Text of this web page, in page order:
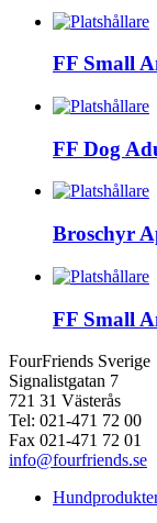
FF Small
FF Dog
Broschyr
FF Small
FourFriends Sverige
Signalistgatan 7
721 31 Västerås
Tel: 021-471 72 00
Fax 021-471 72 01
info@fourfriends.se